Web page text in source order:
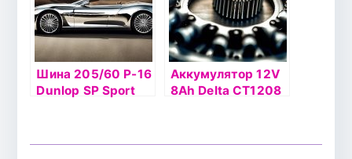
Шина 205/60 Р-16
Dunlop SP Sport
Аккумулятор 12V
8Ah Delta СТ1208